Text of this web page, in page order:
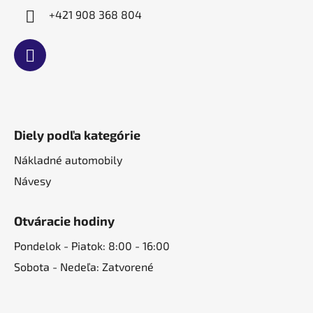
+421 908 368 804
Diely podľa kategórie
Nákladné automobily
Návesy
Otváracie hodiny
Pondelok - Piatok: 8:00 - 16:00
Sobota - Nedeľa: Zatvorené